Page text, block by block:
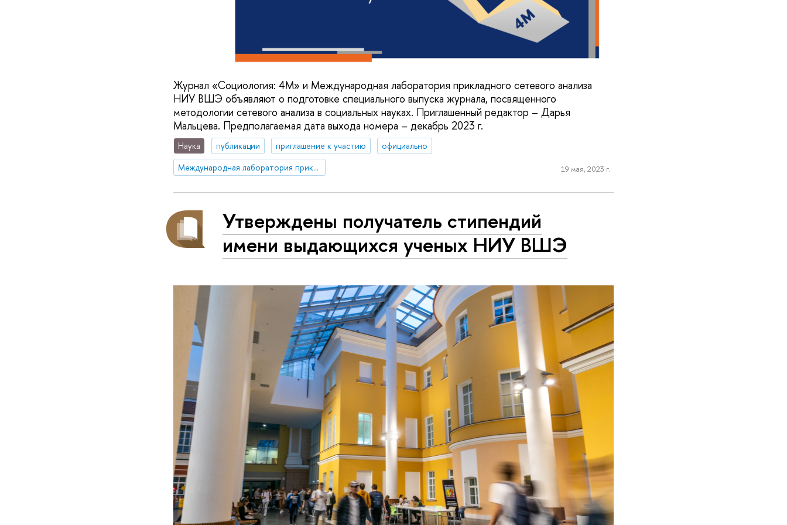
Журнал «Социология: 4М» и Международная лаборатория прикладного сетевого анализа
НИУ ВШЭ объявляют о подготовке специального выпуска журнала, посвященного
методологии сетевого анализа в социальных науках. Приглашенный редактор – Дарья
Мальцева. Предполагаемая дата выхода номера – декабрь 2023 г.
Наука публикации приглашение к участию
официально
Международная лаборатория прикладного сетевого анализа
19 мая, 2023 г.
Утверждены получатель стипендий
имени выдающихся ученых НИУ ВШЭ